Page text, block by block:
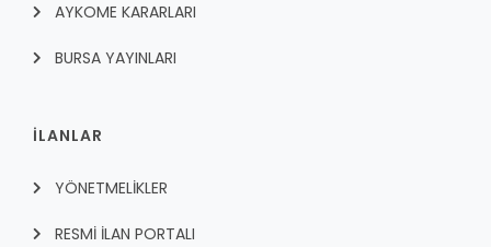
AYKOME KARARLARI
BURSA YAYINLARI
İLANLAR
YÖNETMELİKLER
RESMİ İLAN PORTALI